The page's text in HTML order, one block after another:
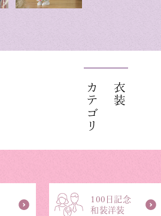
カテゴリ 衣装
100日記念
和装洋装